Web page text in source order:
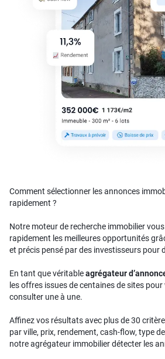
Comment sélectionner les annonces
rapidement ?
Notre moteur de recherche immobilier
rapidement les meilleures opportunités
et précis pensé par des investisseurs pour
En tant que véritableagrégateur
les offres issues de centaines de sites
consulter une à une.
Affinez vos résultats avec plus de 30
par ville, prix, rendement, cash-flow, type
notre agrégateur immobilier détecter les